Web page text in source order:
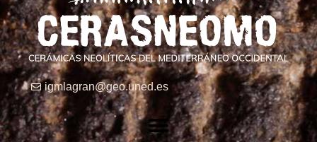
igmlagran@geo.uned.es